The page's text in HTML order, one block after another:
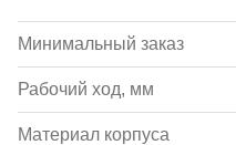
Минимальный заказ
Рабочий ход, мм
Материал корпуса